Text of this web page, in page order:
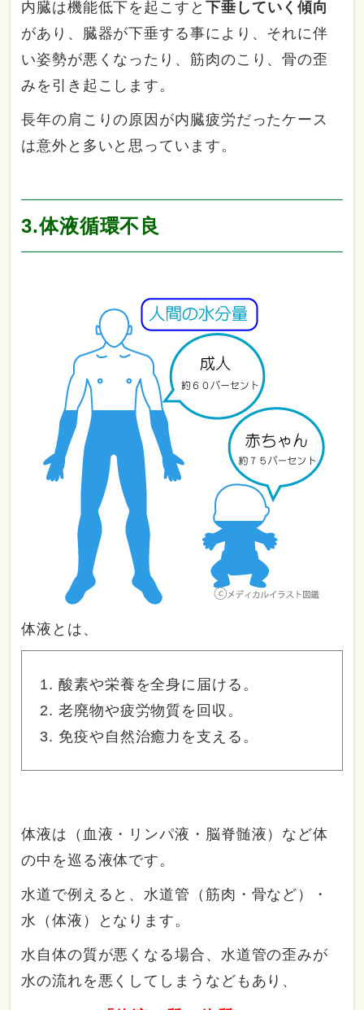
内臓は機能低下を起こすと 下垂していく傾向
があり、臓器が下垂する事により、それに伴
い姿勢が悪くなったり、筋肉のこり、骨の歪
みを引き起こします。
長年の肩こりの原因が内臓疲労だったケース
は意外と多いと思っています。
3.体液循環不良
体液とは、
酸素や栄養を全身に届ける。
老廃物や疲労物質を回収。
免疫や自然治癒力を支える。
体液は（血液・リンパ液・脳脊髄液）など体
の中を巡る液体です。
水道で例えると、水道管（筋肉・骨など）・
水（体液）となります。
水自体の質が悪くなる場合、水道管の歪みが
水の流れを悪くしてしまうなどもあり、